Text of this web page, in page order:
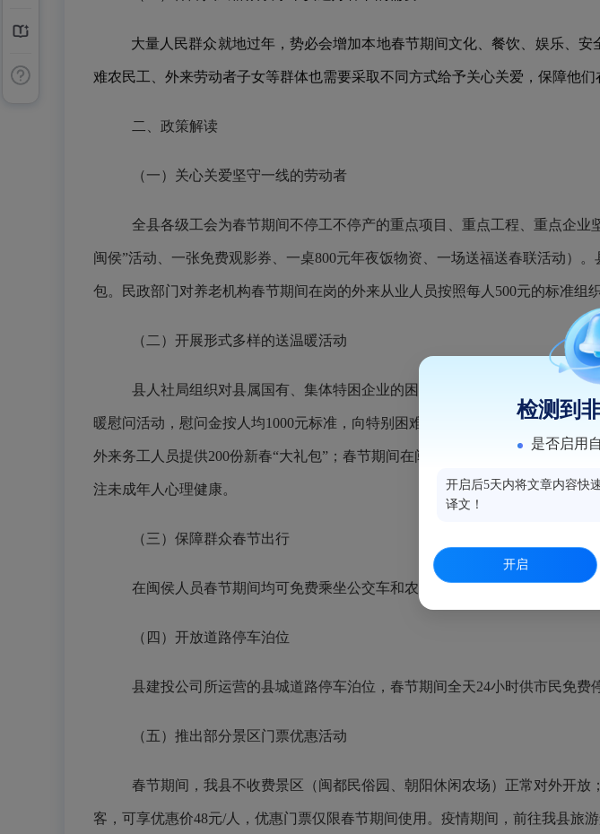
大量人民群众就地过年，势必会增加本地春节期间文化、餐饮、娱乐、
难农民工、外来劳动者子女等群体也需要采取不同方式给予关心关爱，保障他们
二、政策解读
（一）关心关爱坚守一线的劳动者
全县各级工会为春节期间不停工不停产的重点项目、重点工程、重点企业
闽侯”活动、一张免费观影券、一桌800元年夜饭物资、一场送福送春联活动）
包。民政部门对养老机构春节期间在岗的外来从业人员按照每人500元的标准组织
（二）开展形式多样的送温暖活动
县人社局组织对县属国有、集体特困企业的困难职工，已进行失业登记
暖慰问活动，慰问金按人均1000元标准，向特别困难人员倾斜，总量控制在15
外来务工人员提供200份新春“大礼包”；春节期间在闽侯县青少年宫开展“公益
注未成年人心理健康。
（三）保障群众春节出行
在闽侯人员春节期间均可免费乘坐公交车和农村客运班车，较往年增加了
（四）开放道路停车泊位
县建投公司所运营的县城道路停车泊位，春节期间全天24小时供市民免费
（五）推出部分景区门票优惠活动
春节期间，我县不收费景区（闽都民俗园、朝阳休闲农场）正常对外开放
客，可享优惠价48元/人，优惠门票仅限春节期间使用。疫情期间，前往我县
检测到
是否启用
开启后5天内将文章内容快
译文！
开启